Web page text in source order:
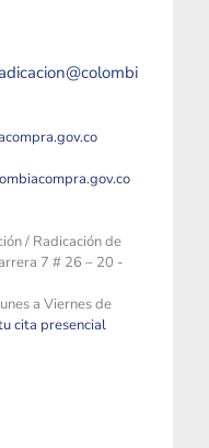
/ Radicación de
7 # 26 – 20 -
a Viernes de
cita presencial